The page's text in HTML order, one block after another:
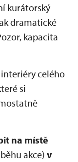
kurátorský
dramatické
kapacita
celého
si
na místě
akce) v